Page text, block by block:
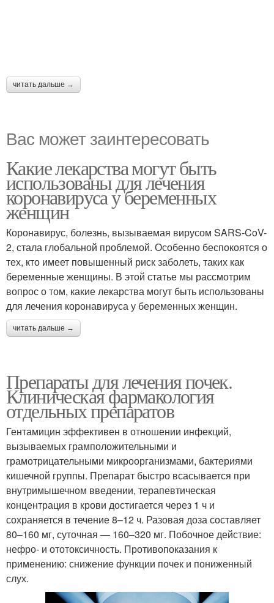
читать дальше →
Вас может заинтересовать
Какие лекарства могут быть
использованы для лечения
коронавируса у беременных
женщин
Коронавирус, болезнь, вызываемая вирусом SARS-CoV-
2, стала глобальной проблемой. Особенно беспокоятся о
тех, кто имеет повышенный риск заболеть, таких как
беременные женщины. В этой статье мы рассмотрим
вопрос о том, какие лекарства могут быть использованы
для лечения коронавируса у беременных женщин.
читать дальше →
Препараты для лечения почек.
Клиническая фармакология
отдельных препаратов
Гентамицин эффективен в отношении инфекций,
вызываемых грамположительными и
грамотрицательными микроорганизмами, бактериями
кишечной группы. Препарат быстро всасывается при
внутримышечном введении, терапевтическая
концентрация в крови достигается через 1 ч и
сохраняется в течение 8–12 ч. Разовая доза составляет
80–160 мг, суточная — 160–320 мг. Побочное действие:
нефро- и ототоксичность. Противопоказания к
применению: снижение функции почек и пониженный
слух.